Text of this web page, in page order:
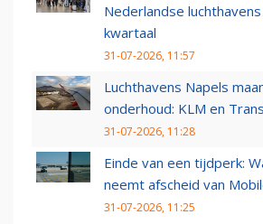
Nederlandse
kwartaal
31-07-2026, 11:57
Luchthavens Napels
onderhoud: KLM en
31-07-2026, 11:28
Einde van een tijdperk:
neemt afscheid van
31-07-2026, 11:25